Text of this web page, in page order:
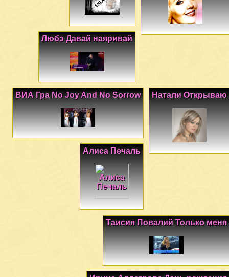
Любэ Давай наяривай
Натали Открываю
ВИА Гра No Joy And No Sorrow
Алиса Печаль
Таисия Повалий Только меня